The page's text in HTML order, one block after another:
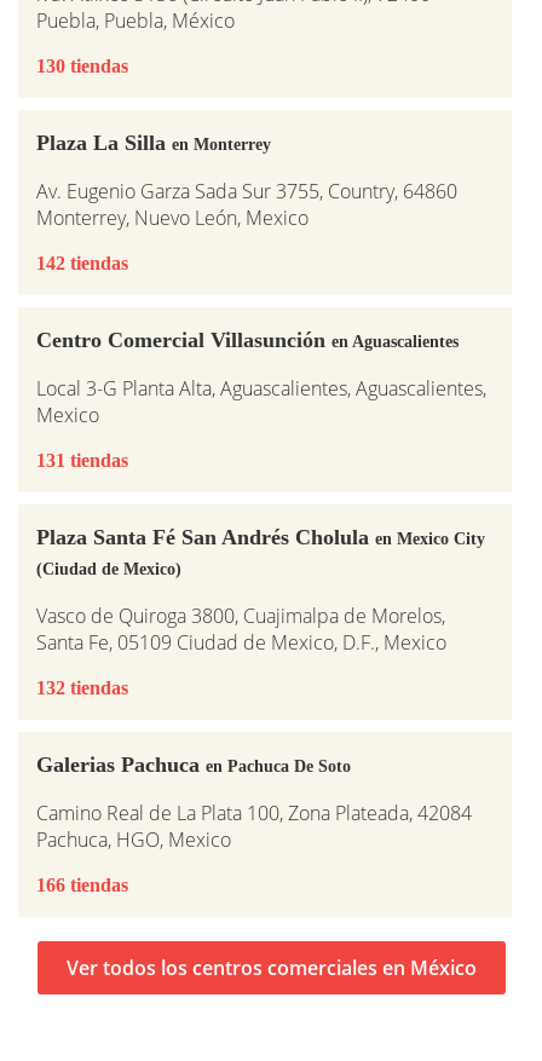
Puebla, Puebla, México
130 tiendas
Plaza La Silla en Monterrey
Av. Eugenio Garza Sada Sur 3755, Country, 64860
Monterrey, Nuevo León, Mexico
142 tiendas
Centro Comercial Villasunción en Aguascalientes
Local 3-G Planta Alta, Aguascalientes, Aguascalientes,
Mexico
131 tiendas
Plaza Santa Fé San Andrés Cholula en Mexico City
(Ciudad de Mexico)
Vasco de Quiroga 3800, Cuajimalpa de Morelos,
Santa Fe, 05109 Ciudad de Mexico, D.F., Mexico
132 tiendas
Galerias Pachuca en Pachuca De Soto
Camino Real de La Plata 100, Zona Plateada, 42084
Pachuca, HGO, Mexico
166 tiendas
Ver todos los centros comerciales en México